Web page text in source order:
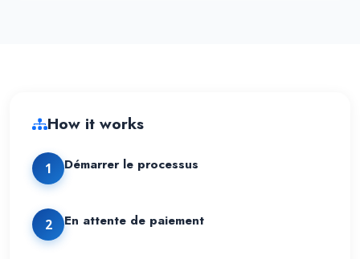
How it works
1 Démarrer le processus
2 En attente de paiement